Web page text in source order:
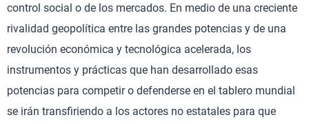
control social o de los mercados. En medio de una creciente
rivalidad geopolítica entre las grandes potencias y de una
revolución económica y tecnológica acelerada, los
instrumentos y prácticas que han desarrollado esas
potencias para competir o defenderse en el tablero mundial
se irán transfiriendo a los actores no estatales para que